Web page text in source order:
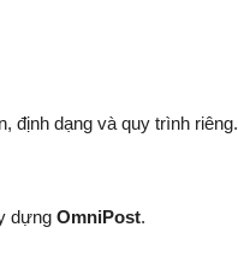
định dạng và quy trình
dựng OmniPost.